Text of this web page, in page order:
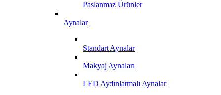
Paslanmaz Ürünler
Aynalar
Standart Aynalar
Makyaj Aynaları
LED Aydınlatmalı Aynalar